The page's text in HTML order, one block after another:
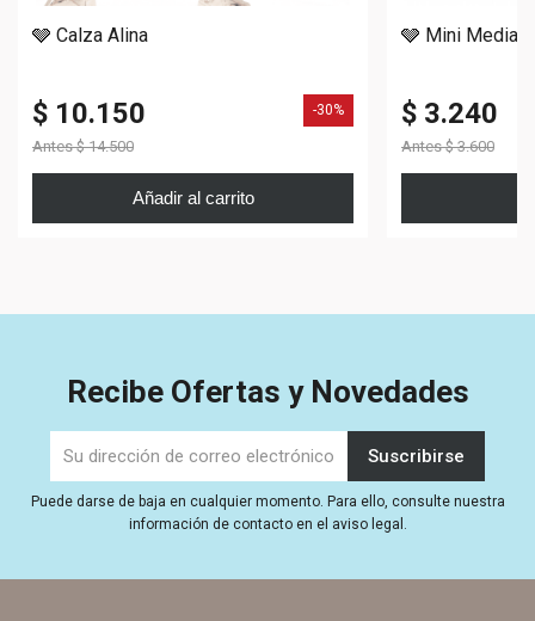
🩶 Calza Alina
$ 10.150
Antes $ 14.500
-30%
Añadir al carrito
🩶 Mini Media
$ 3.240
Antes $ 3.600
Recibe Ofertas y Novedades
Puede darse de baja en cualquier momento. Para ello, consulte nuestra
información de contacto en el aviso legal.